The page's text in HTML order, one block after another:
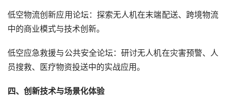
低空物流创新应用论坛：探索无人机在末端配送、跨境物流
中的商业模式与技术创新。
低空应急救援与公共安全论坛：研讨无人机在灾害预警、人
员搜救、医疗物资投送中的实战应用。
四、创新技术与场景化体验